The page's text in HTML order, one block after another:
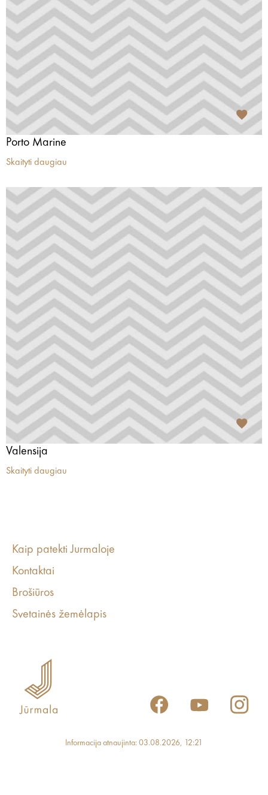
Porto Marine
Skaityti daugiau
Valensija
Skaityti daugiau
Kaip patekti Jurmaloje
Kontaktai
Brošiūros
Svetainės žemėlapis
Informacija atnaujinta: 03.08.2026, 12:21